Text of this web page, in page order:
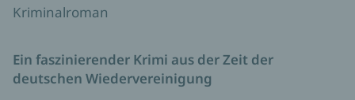
Kriminalroman
Ein faszinierender Krimi aus der Zeit der
deutschen Wiedervereinigung